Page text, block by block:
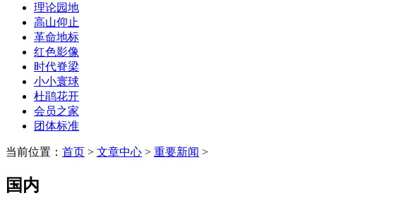
理论园地
高山仰止
革命地标
红色影像
时代脊梁
小小寰球
杜鹃花开
会员之家
团体标准
当前位置： 首页 > 文章中心 > 重要新闻 >
国内